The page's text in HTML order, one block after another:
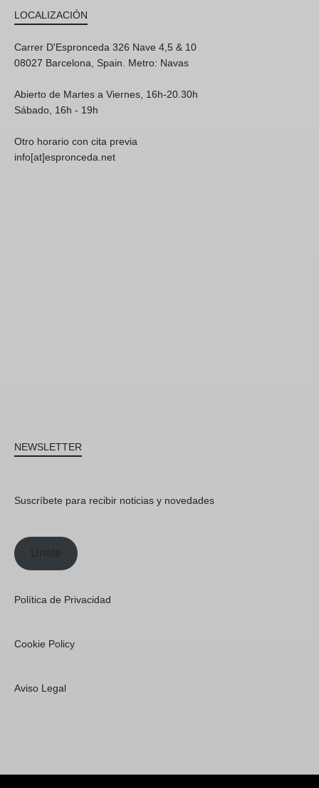
LOCALIZACIÓN
Carrer D'Espronceda 326 Nave 4,5 & 10
08027 Barcelona, Spain. Metro: Navas
Abierto de Martes a Viernes, 16h-20.30h
Sábado, 16h - 19h
Otro horario con cita previa
info[at]espronceda.net
NEWSLETTER
Suscríbete para recibir noticias y novedades
Únete
Política de Privacidad
Cookie Policy
Aviso Legal